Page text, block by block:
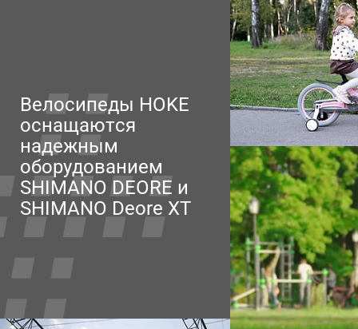
Велосипеды HOKE
оснащаются
надежным
оборудованием
SHIMANO DEORE и
SHIMANO Deore XT